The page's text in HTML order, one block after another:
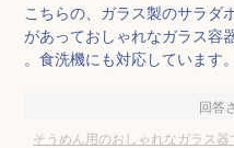
こちらの、ガラス製のサラダ
があっておしゃれなガラス容
。食洗機にも対応しています。
回答
そうめん用のおしゃれなガラス